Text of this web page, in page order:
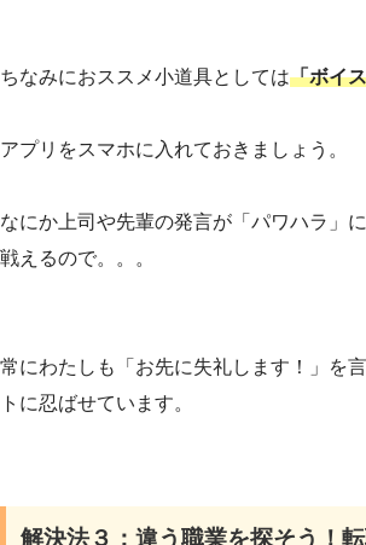
ちなみにおススメ小道具としては「ボイ
アプリをスマホに入れておきましょう。
なにか上司や先輩の発言が「パワハラ」
戦えるので。。。
常にわたしも「お先に失礼します！」を
トに忍ばせています。
解決法３：違う職業を探そう！転